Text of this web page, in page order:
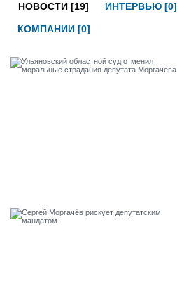
НОВОСТИ [19] ИНТЕРВЬЮ [0]
КОМПАНИИ [0]